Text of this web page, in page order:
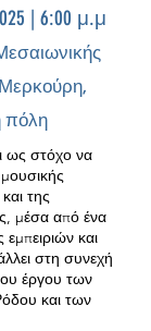
| 6:00 μ.μ
πόλη
ως στόχο να
της
μέσα από ένα
και
στη συνεχή
έργου των
και των